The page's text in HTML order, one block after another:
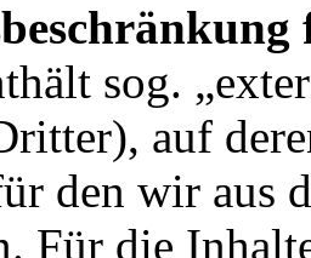
sog.
auf
den wir aus
Für die